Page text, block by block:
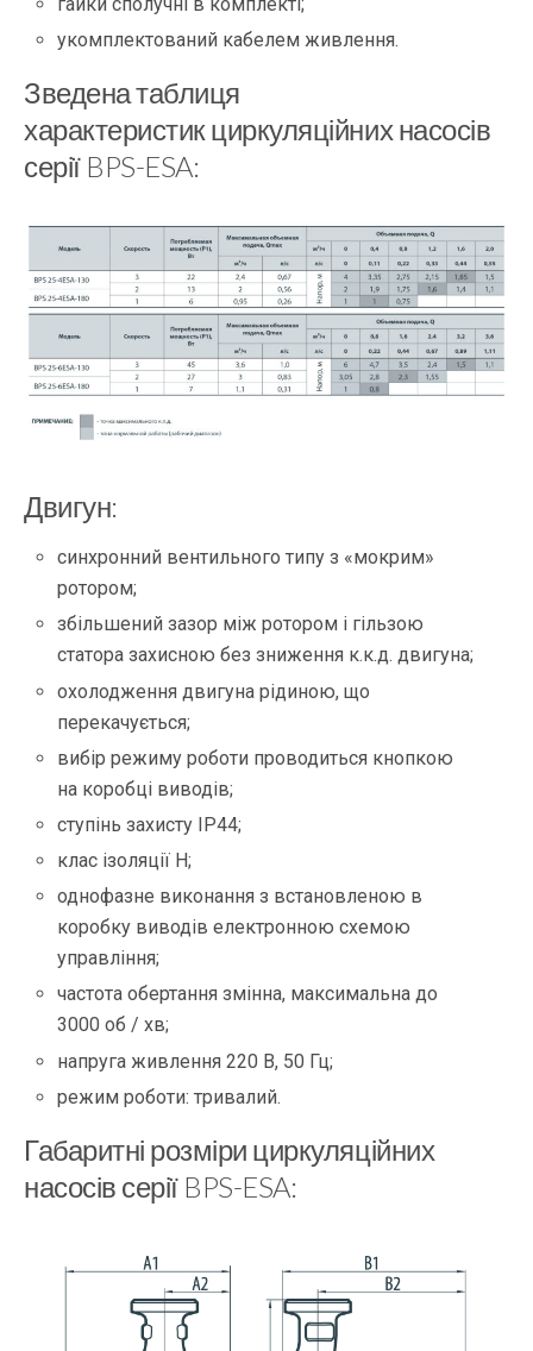
укомплектований кабелем живлення.
Зведена таблиця
характеристик циркуляційних насосів
серії BPS-ESA:
Двигун:
синхронний вентильного типу з «мокрим»
ротором;
збільшений зазор між ротором і гільзою
статора захисною без зниження к.к.д. двигуна;
охолодження двигуна рідиною, що
перекачується;
вибір режиму роботи проводиться кнопкою
на коробці виводів;
ступінь захисту IP44;
клас ізоляції H;
однофазне виконання з встановленою в
коробку виводів електронною схемою
управління;
частота обертання змінна, максимальна до
3000 об / хв;
напруга живлення 220 В, 50 Гц;
режим роботи: тривалий.
Габаритні розміри циркуляційних
насосів серії BPS-ESA: